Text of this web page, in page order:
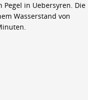
Pegel in Uebersyren. Die
Wasserstand von